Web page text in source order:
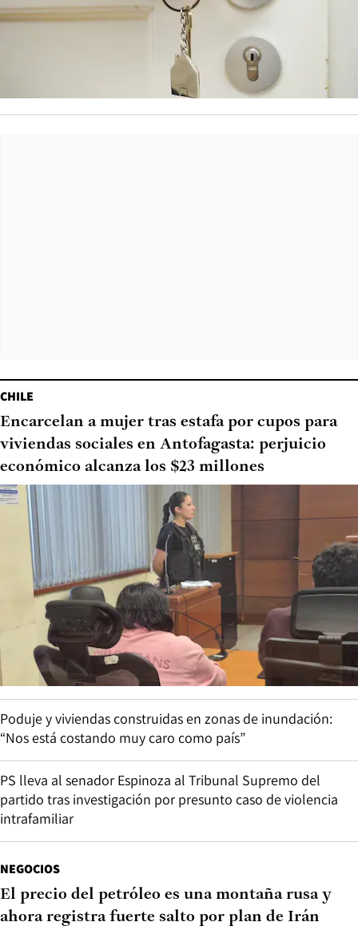
CHILE
Encarcelan a mujer tras estafa por cupos para
viviendas sociales en Antofagasta: perjuicio
económico alcanza los $23 millones
Poduje y viviendas construidas en zonas de inundación:
“Nos está costando muy caro como país”
PS lleva al senador Espinoza al Tribunal Supremo del
partido tras investigación por presunto caso de violencia
intrafamiliar
NEGOCIOS
El precio del petróleo es una montaña rusa y
ahora registra fuerte salto por plan de Irán